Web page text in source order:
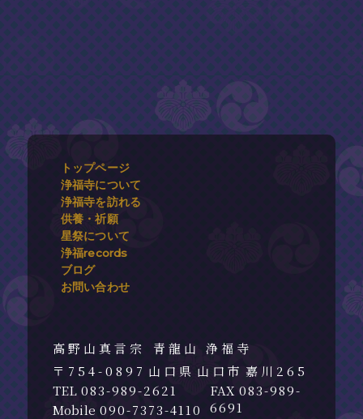
トップページ
浄福寺について
浄福寺を訪れる
供養・祈願
星祭について
浄福records
ブログ
お問い合わせ
青龍山 浄福寺
754-0897 山口県 山口市 嘉川265
083-989-2621
090-7373-4110
083-989-
6691